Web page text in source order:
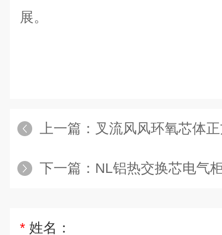
展。
上一篇： 叉流风风环氧芯体
下一篇： NL铝热交换芯电气柜电
* 姓名：